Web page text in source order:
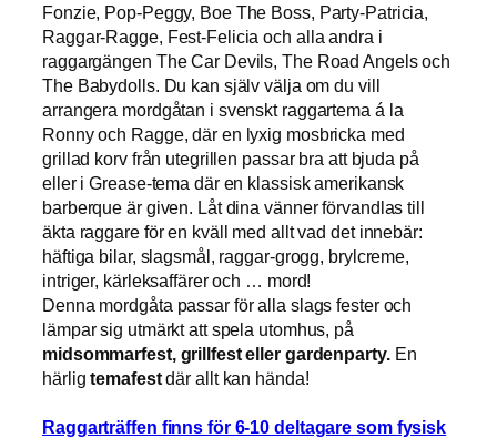
Fonzie, Pop-Peggy, Boe The Boss, Party-Patricia,
Raggar-Ragge, Fest-Felicia och alla andra i
raggargängen The Car Devils, The Road Angels och
The Babydolls. Du kan själv välja om du vill
arrangera mordgåtan i svenskt raggartema á la
Ronny och Ragge, där en lyxig mosbricka med
grillad korv från utegrillen passar bra att bjuda på
eller i Grease-tema där en klassisk amerikansk
barberque är given. Låt dina vänner förvandlas till
äkta raggare för en kväll med allt vad det innebär:
häftiga bilar, slagsmål, raggar-grogg, brylcreme,
intriger, kärleksaffärer och … mord!
Denna mordgåta passar för alla slags fester och
lämpar sig utmärkt att spela utomhus, på
midsommarfest, grillfest eller gardenparty.En
härligtemafestdär allt kan hända!
Raggarträffen finns för 6-10 deltagare som fysisk